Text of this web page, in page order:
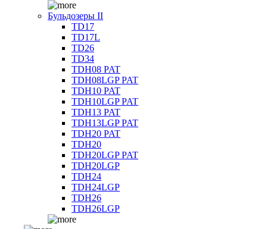
Бульдозеры II
TD17
TD17L
TD26
TD34
TDH08 PAT
TDH08LGP PAT
TDH10 PAT
TDH10LGP PAT
TDH13 PAT
TDH13LGP PAT
TDH20 PAT
TDH20
TDH20LGP PAT
TDH20LGP
TDH24
TDH24LGP
TDH26
TDH26LGP